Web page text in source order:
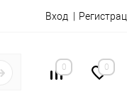
Вход
0 0